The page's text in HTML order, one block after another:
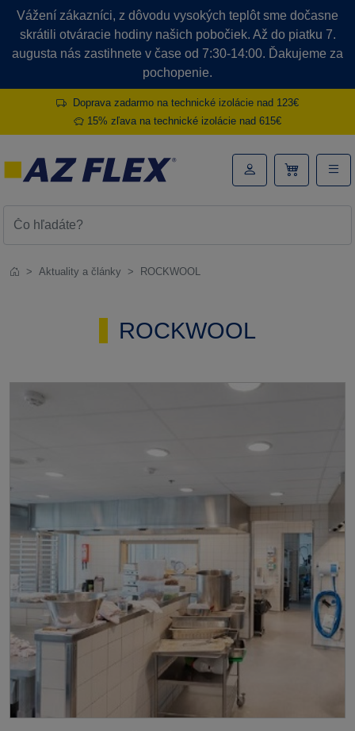
Vážení zákazníci, z dôvodu vysokých teplôt sme dočasne
skrátili otváracie hodiny našich pobočiek. Až do piatku 7.
augusta nás zastihnete v čase od 7:30-14:00. Ďakujeme za
pochopenie.
Doprava zadarmo na technické izolácie nad 123€
15% zľava na technické izolácie nad 615€
Aktuality a články ROCKWOOL
ROCKWOOL